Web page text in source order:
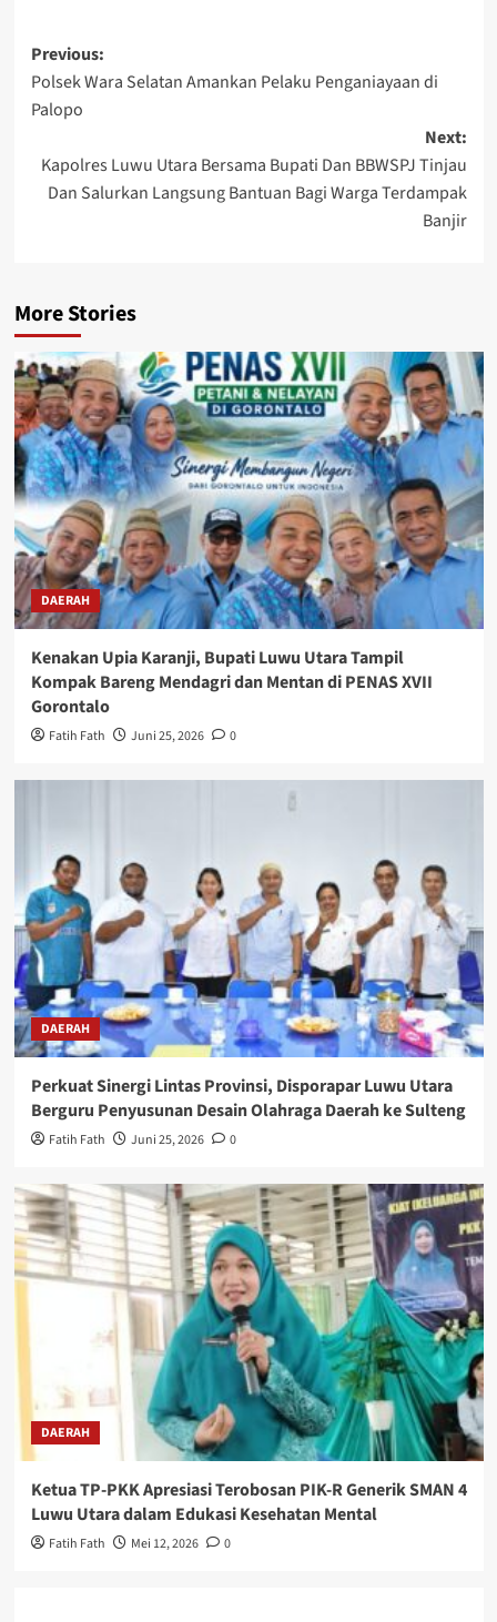
Post
navigation
Previous:
Polsek Wara Selatan Amankan Pelaku Penganiayaan di
Palopo
Next:
Kapolres Luwu Utara Bersama Bupati Dan BBWSPJ Tinjau
Dan Salurkan Langsung Bantuan Bagi Warga Terdampak
Banjir
More Stories
DAERAH
Kenakan Upia Karanji, Bupati Luwu Utara Tampil
Kompak Bareng Mendagri dan Mentan di PENAS XVII
Gorontalo
Fatih Fath Juni 25, 2026 0
DAERAH
Perkuat Sinergi Lintas Provinsi, Disporapar Luwu Utara
Berguru Penyusunan Desain Olahraga Daerah ke Sulteng
Fatih Fath Juni 25, 2026 0
DAERAH
Ketua TP-PKK Apresiasi Terobosan PIK-R Generik SMAN 4
Luwu Utara dalam Edukasi Kesehatan Mental
Fatih Fath Mei 12, 2026 0